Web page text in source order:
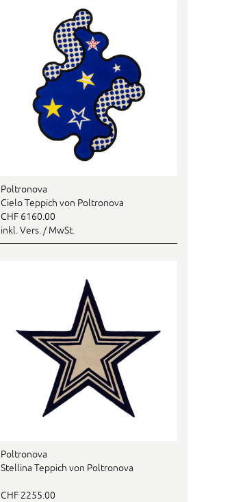
Poltronova
Cielo Teppich von Poltronova
CHF 6160.00
inkl. Vers. / MwSt.
Poltronova
Stellina Teppich von Poltronova
CHF 2255.00